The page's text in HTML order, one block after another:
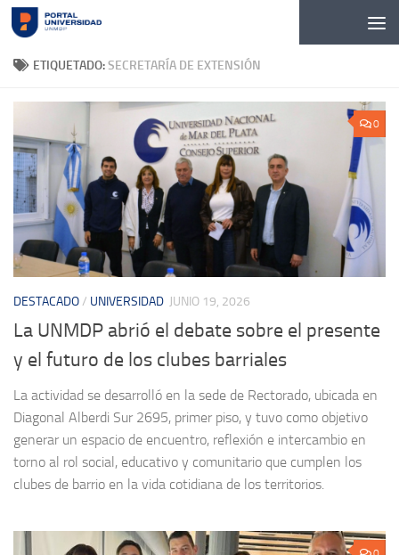
Skip to content
ETIQUETADO:SECRETARÍA DE EXTENSIÓN
0
DESTACADO/ UNIVERSIDAD JUNIO 19, 2026
La UNMDP abrió el debate sobre el presente
y el futuro de los clubes barriales
La actividad se desarrolló en la sede de Rectorado, ubicada en
Diagonal Alberdi Sur 2695, primer piso, y tuvo como objetivo
generar un espacio de encuentro, reflexión e intercambio en
torno al rol social, educativo y comunitario que cumplen los
clubes de barrio en la vida cotidiana de los territorios.